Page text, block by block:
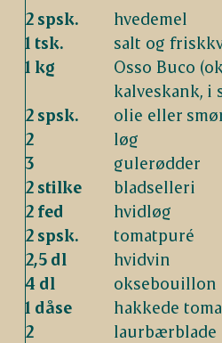
2 spsk.
hvedemel
1 tsk.
salt og
1 kg
Osso Buco
kalveskank, i
2 spsk.
olie eller
2
løg
3
gulerødder
2 stilke
bladselleri
2 fed
hvidløg
2 spsk.
tomatpuré
2,5 dl
hvidvin
4 dl
oksebouillon
1 dåse
hakkede
2
laurbærblade